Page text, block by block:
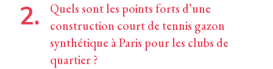
Quels sont les points forts d’une
construction court de tennis gazon
synthétique à Paris pour les clubs de
quartier ?